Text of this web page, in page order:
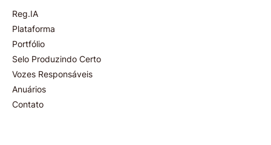
Reg.IA
Plataforma
Portfólio
Selo Produzindo Certo
Vozes Responsáveis
Anuários
Contato